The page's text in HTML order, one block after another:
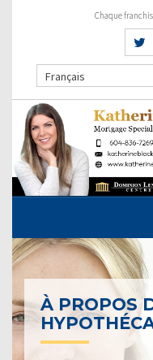
Chaque
Français
À PROPOS